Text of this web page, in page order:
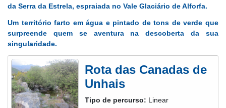
da Serra da Estrela, espraiada no Vale Glaciário de Alforfa.
Um território farto em água e pintado de tons de verde que
surpreende quem se aventura na descoberta da sua
singularidade.
Rota das Canadas de
Unhais
Tipo de percurso: Linear